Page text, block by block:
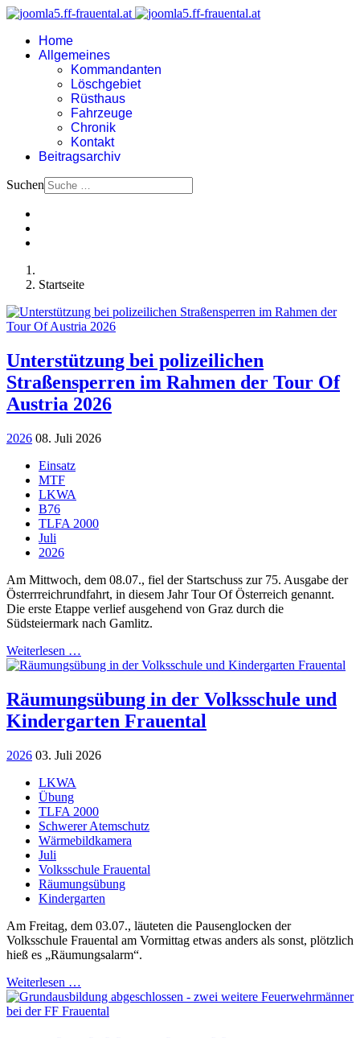
Home
Allgemeines
Kommandanten
Löschgebiet
Rüsthaus
Fahrzeuge
Chronik
Kontakt
Beitragsarchiv
Suchen
Startseite
Unterstützung bei polizeilichen
Straßensperren im Rahmen der Tour Of
Austria 2026
2026 08. Juli 2026
Einsatz
MTF
LKWA
B76
TLFA 2000
Juli
2026
Am Mittwoch, dem 08.07., fiel der Startschuss zur 75. Ausgabe der
Österrreichrundfahrt, in diesem Jahr Tour Of Österreich genannt.
Die erste Etappe verlief ausgehend von Graz durch die
Südsteiermark nach Gamlitz.
Weiterlesen …
Räumungsübung in der Volksschule und
Kindergarten Frauental
2026 03. Juli 2026
LKWA
Übung
TLFA 2000
Schwerer Atemschutz
Wärmebildkamera
Juli
Volksschule Frauental
Räumungsübung
Kindergarten
Am Freitag, dem 03.07., läuteten die Pausenglocken der
Volksschule Frauental am Vormittag etwas anders als sonst, plötzlich
hieß es „Räumungsalarm“.
Weiterlesen …